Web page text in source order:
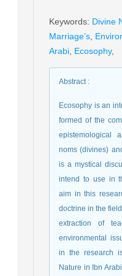
Keywords: Divine
Marriage’s
Arabi Ecosophy,
Abstract:
Ecosophy is an
formed of the
epistemological
noms (divines)
is a mystical
intend to use in
aim in this
doctrine in the
extraction of
environmental
in the research
Nature in Ibn